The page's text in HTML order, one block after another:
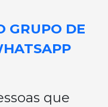
GRUPO DE
que